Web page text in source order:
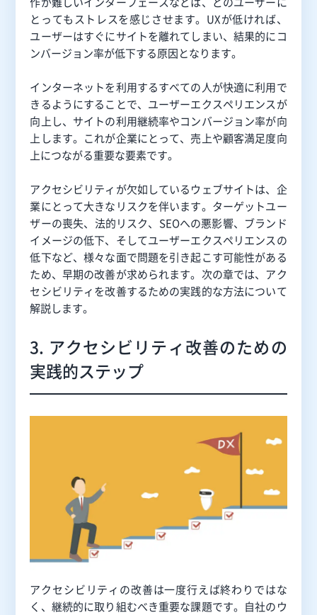
とってもストレスを感じさせます。UXが低ければ、
ユーザーはすぐにサイトを離れてしまい、結果的にコ
ンバージョン率が低下する原因となります。
インターネットを利用するすべての人が快適に利用で
きるようにすることで、ユーザーエクスペリエンスが
向上し、サイトの利用継続率やコンバージョン率が向
上します。これが企業にとって、売上や顧客満足度向
上につながる重要な要素です。
アクセシビリティが欠如しているウェブサイトは、企
業にとって大きなリスクを伴います。ターゲットユー
ザーの喪失、法的リスク、SEOへの悪影響、ブランド
イメージの低下、そしてユーザーエクスペリエンスの
低下など、様々な面で問題を引き起こす可能性がある
ため、早期の改善が求められます。次の章では、アク
セシビリティを改善するための実践的な方法について
解説します。
3. アクセシビリティ改善のための
実践的ステップ
アクセシビリティの改善は一度行えば終わりではな
く、継続的に取り組むべき重要な課題です。自社のウ